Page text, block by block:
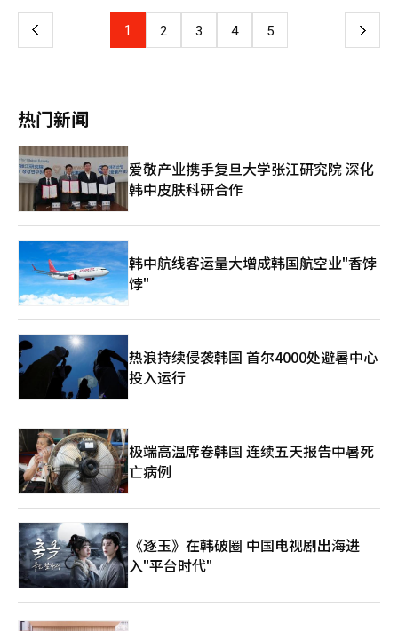
示而撤回。 审计院在进行了约两年的审计后，于2024年9月发布了
《总统办公室和官邸迁移及费用使用等非法疑点相关审计报告》。
随后，因承包商选择过程等未得到充分查明，出现了“审计不
要求补充调查，导致对21克相关人员的面对面调查迟迟进行。 刘
查，但法院驳回了该申请。在特检调查过程中，刘委员始终否认相
关指控。 特检组在将刘委员移送审判后，仍计划继续调查围绕总
统官邸迁移的疑点。特检组相关人士表示：“在剩余的调查期间，
我们将尽最大努力查明与总统官邸相关的公众疑点的全貌。” 刘
立性以及审计的公正性、客观性和中立性给公众带来的担忧，深感
歉意，并感到沉重的责任。”并表示：“将以严肃和谦卑的态度关
注接下来的审判过程。”※ 本报道经人工智能（AI）系统翻译与编
辑。
街头表演和滩涂自主体验，而英光伽马米海滩将在8月举办海滩歌
唱比赛和泡泡秀等活动，打造“伽马米夏季节”。 海南松湖海滩
特别是最近被联合国教科文组织列为世界自然遗产的务安滩涂，是
机的独特体验。红色的西海夕阳与滩涂的自然气息交融，游客可以
尽情享受务安的夏日氛围。 浙江省光州还在各海滩部署了安全管
理人员和救援设备，并与消防、海警和警方等相关机构保持协作。
关闭后还将运营两周的综合情况室，继续进行安全管理。 此外，
光州还将公开水质、沙滩土壤和放射性检测结果，并提供便利设施
使用费用的相关信息，同时将重点管理乱收费和长期无序占用设施
等影响游客体验的行为。 朴泰建 浙江省光州海洋政策科科长表
示：“浙江省光州的海滩不仅可以游泳，还有海洋休闲、滩涂体验
和文化表演等各具特色的内容。如果您还没有去夏季假期，希望能
在南方清澈的海洋、美丽的夕阳和丰富的体验中创造特别的回
忆。”※ 本报道经人工智能（AI）系统翻译与编辑。
间的避暑中心中，超过半数在周末及节假日不开放。受开放条件、
地理位置及固定使用群体等因素影响，不少老人更倾向于选择开放
择。为节省空调电费，一些低收入老人白天前往韩国历史博物馆、
国立古宫博物馆等场所，在参观展览的同时纳凉休息。还有老人乘
坐免费地铁前往仁川国际机场，在候机区聊天、午睡或观看飞机起
降，有人甚至带着凉席、枕头和午餐，在机场度过一天。 随着高
温和热带夜持续，仁川国际机场夜间还聚集了部分无家可归者及无
力承担空调费用的弱势群体。由于机场24小时开放，并配备完善的
空调和休息设施，已成为部分人夜间避暑甚至过夜的场所。与此同
时，持续增加的避暑人群也给机场运营带来一定压力，部分休息区
域长期被占用，对旅客正常使用造成影响。机场方面表示，在保障
旅客正常出行的前提下，将进一步加强现场秩序管理。 业内人士
指出，极端高温正对韩国公共服务体系提出新的考验。随着高温天
气逐渐常态化，仅依靠传统避暑中心已难以满足部分群体的实际需
求。未来，如何进一步提高公共设施的开放性和便利性，完善公共
能的公共空间，将成为韩国城市公共服务面临的重要课题。
上 1 2 3 4 5 下
热门新闻
爱敬产业携手复旦大学张江研究院 深化
韩中皮肤科研合作
韩中航线客运量大增成韩国航空业"香饽
饽"
热浪持续侵袭韩国 首尔4000处避暑中心
投入运行
极端高温席卷韩国 连续五天报告中暑死
亡病例
《逐玉》在韩破圈 中国电视剧出海进
入"平台时代"